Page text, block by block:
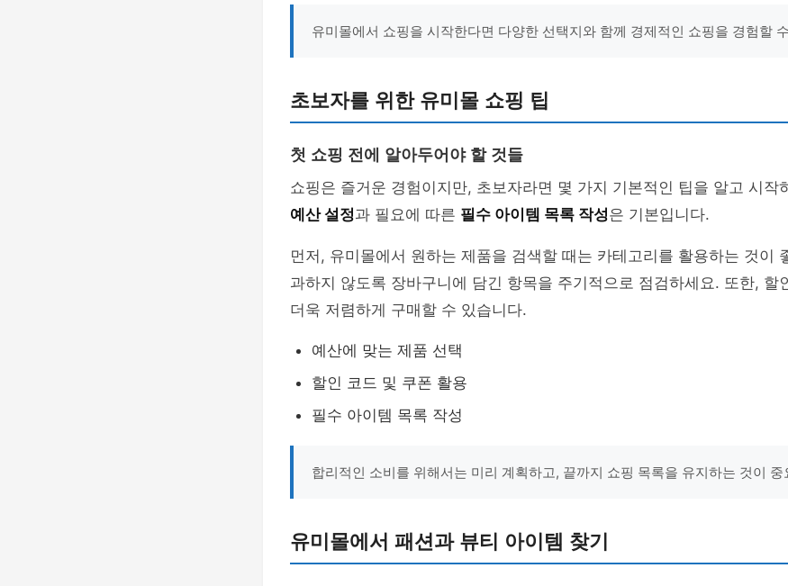
유미몰에서 쇼핑을 시작한다면 다양한 선택지와 함께 경제적인 쇼핑을 경험할
초보자를 위한 유미몰 쇼핑 팁
첫 쇼핑 전에 알아두어야 할 것들
쇼핑은 즐거운 경험이지만, 초보자라면 몇 가지 기본적인 팁을 알고 시작
예산 설정과 필요에 따른 필수 아이템 목록 작성은 기본입니다.
먼저, 유미몰에서 원하는 제품을 검색할 때는 카테고리를 활용하는 것이
과하지 않도록 장바구니에 담긴 항목을 주기적으로 점검하세요. 또한, 할
더욱 저렴하게 구매할 수 있습니다.
예산에 맞는 제품 선택
할인 코드 및 쿠폰 활용
필수 아이템 목록 작성
합리적인 소비를 위해서는 미리 계획하고, 끝까지 쇼핑 목록을 유지하는 것이 중
유미몰에서 패션과 뷰티 아이템 찾기